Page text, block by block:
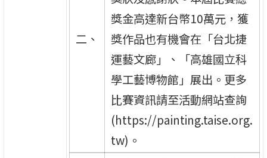
二、
獎金高達新台幣10萬元，獲
獎作品也有機會在「台北捷
運藝文廊」、「高雄國立科
學工藝博物館」展出。更多
比賽資訊請至活動網站查詢
(https://painting.taise.org.
tw)。